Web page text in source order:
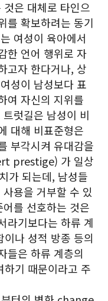
은 대체로 타인으
를 확보하려는 동기
여성이 육아에서
한 언어 행위로 자
고자 한다거나, 상
성이 남성보다 표
여 자신의 지위를
럿길은 남성이 비
대해 비표준형은
부각시켜 유대감을
prestige) 가 일상
가 되는데, 남성들
용을 거부할 수 있
를 선호하는 것은
라기보다는 하류 계
나 성적 방종 등의
들은 하류 계층의
기 때문이라고 주